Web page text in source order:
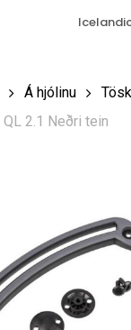
Á hjólinu
QL 2.1 Neðri tein